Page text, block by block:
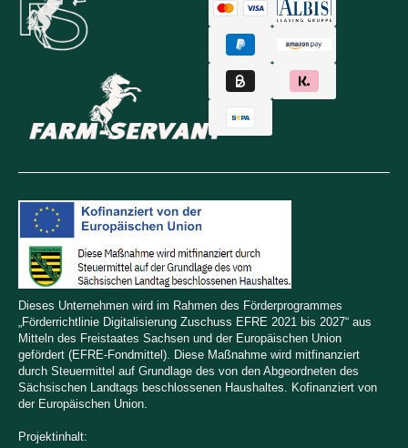
Dieses Unternehmen wird im Rahmen des Förderprogrammes
„Förderrichtlinie Digitalisierung Zuschuss EFRE 2021 bis 2027“ aus
Mitteln des Freistaates Sachsen und der Europäischen Union
gefördert (EFRE-Fondmittel). Diese Maßnahme wird mitfinanziert
durch Steuermittel auf Grundlage des von den Abgeordneten des
Sächsischen Landtags beschlossenen Haushaltes. Kofinanziert von
der Europäischen Union.
Projektinhalt: